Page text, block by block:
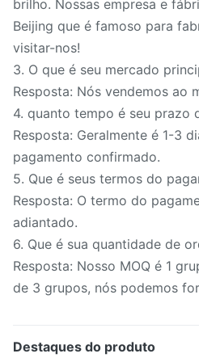
brilho. Nossas empresa e
Beijing que é famoso para
visitar-nos!
3. O que é seu mercado
Resposta: Nós vendemos ao
4. quanto tempo é seu prazo
Resposta: Geralmente é 1-3
pagamento confirmado.
5. Que é seus termos do
Resposta: O termo do
adiantado.
6. Que é sua quantidade de
Resposta: Nosso MOQ é 1
de 3 grupos, nós podemos
Destaques do produto